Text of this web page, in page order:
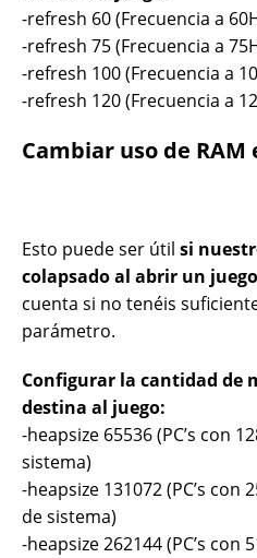
-refresh 60 (Frecuencia a
-refresh 75 (Frecuencia a
-refresh 100 (Frecuencia a
-refresh 120 (Frecuencia a
Cambiar uso de RAM
Esto puede ser útil si
colapsado al abrir un
cuenta si no tenéis
parámetro.
Configurar la cantidad de
destina al juego:
-heapsize 65536 (PC’s con
sistema)
-heapsize 131072 (PC’s con
de sistema)
-heapsize 262144 (PC’s con